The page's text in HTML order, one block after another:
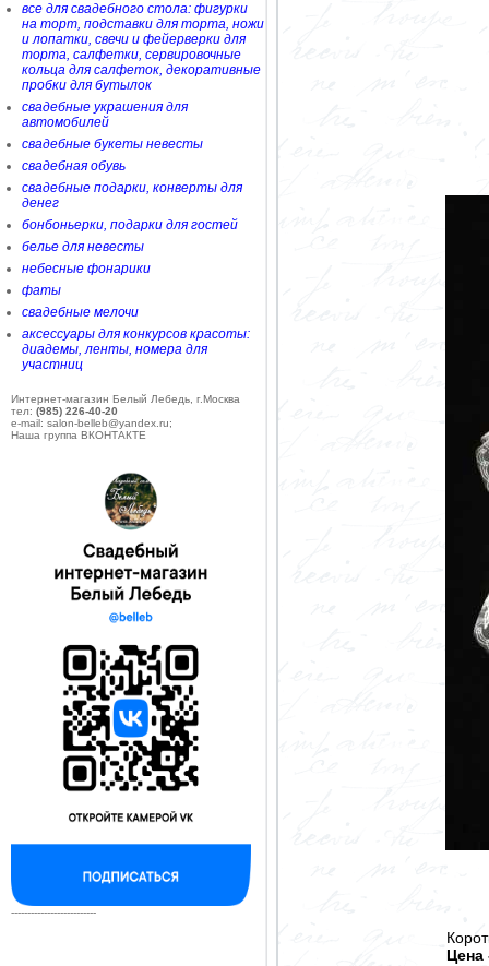
все для свадебного стола: фигурки
на торт, подставки для торта, ножи
и лопатки, свечи и фейерверки для
торта, салфетки, сервировочные
кольца для салфеток, декоративные
пробки для бутылок
свадебные украшения для
автомобилей
свадебные букеты невесты
свадебная обувь
свадебные подарки, конверты для
денег
бонбоньерки, подарки для гостей
белье для невесты
небесные фонарики
фаты
свадебные мелочи
аксессуары для конкурсов красоты:
диадемы, ленты, номера для
участниц
Интернет-магазин Белый Лебедь, г.Москва
тел: (985) 226-40-20
e-mail: salon-belleb@yandex.ru;
Наша группа ВКОНТАКТЕ
--------------------------
Цена